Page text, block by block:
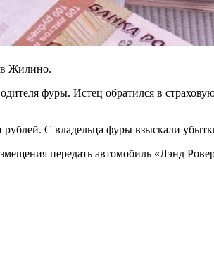
в Жилино.
фуры. Истец обратился в
С владельца фуры взыскали
передать автомобиль «Лэнд